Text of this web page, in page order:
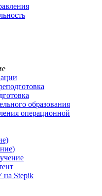
образования
операционной
Stepik